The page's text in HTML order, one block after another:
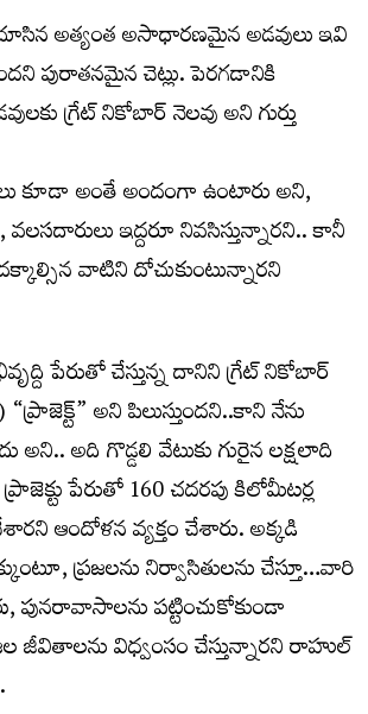
అత్యంత అసాధారణమైన అడవులు ఇవి
పురాతనమైన చెట్లు. పెరగడానికి
గ్రేట్ నికోబార్ నెలవు అని గుర్తు
కూడా అంతే అందంగా ఉంటారు అని,
ఇద్దరూ నివసిస్తున్నారని.. కానీ
వాటిని దోచుకుంటున్నారని
పేరుతో చేస్తున్న దానిని గ్రేట్ నికోబార్
“ప్రాజెక్ట్” అని పిలుస్తుందని..కాని నేను
అని.. అది గొడ్డలి వేటుకు గురైన లక్షలాది
పేరుతో 160 చదరపు కిలోమీటర్ల
ఆందోళన వ్యక్తం చేశారు. అక్కడి
ప్రజలను నిర్వాసితులను చేస్తూ…వారి
పట్టించుకోకుండా
జీవితాలను విధ్వంసం చేస్తున్నారని రాహుల్